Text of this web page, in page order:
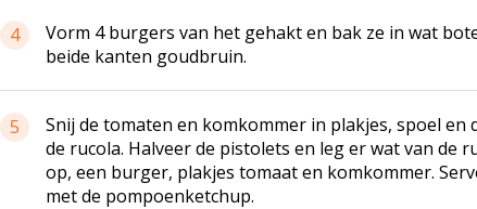
4
Vorm 4 burgers van het gehakt en bak ze in wat
beide kanten goudbruin.
5
Snij de tomaten en komkommer in plakjes, spoel en
de rucola. Halveer de pistolets en leg er wat van de
op, een burger, plakjes tomaat en komkommer.
met de pompoenketchup.